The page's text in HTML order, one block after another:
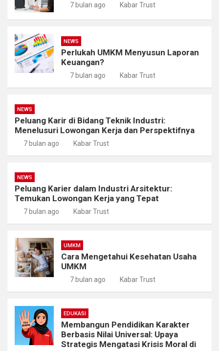
7 bulan ago Kabar Trust
NEWS
Perlukah UMKM Menyusun Laporan
Keuangan?
7 bulan ago Kabar Trust
NEWS
Peluang Karir di Bidang Teknik Industri:
Menelusuri Lowongan Kerja dan Perspektifnya
7 bulan ago Kabar Trust
NEWS
Peluang Karier dalam Industri Arsitektur:
Temukan Lowongan Kerja yang Tepat
7 bulan ago Kabar Trust
UMKM
Cara Mengetahui Kesehatan Usaha
UMKM
7 bulan ago Kabar Trust
EDUKASI
Membangun Pendidikan Karakter
Berbasis Nilai Universal: Upaya
Strategis Mengatasi Krisis Moral di